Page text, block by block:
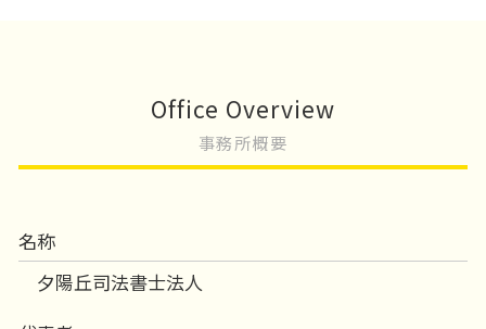
Office Overview
事務所概要
名称
夕陽丘司法書士法人